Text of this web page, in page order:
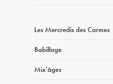
Les Mercredis des Carmes
Babillage
Mix’âges